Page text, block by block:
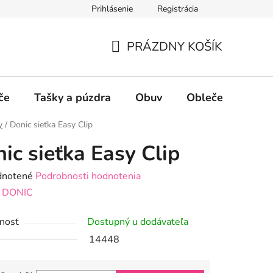
Prihlásenie Registrácia
KOŠÍK
PRÁZDNY KOŠÍK
Tašky a púzdra Obuv Oblečenie
/ Donic sieťka Easy Clip
sieťka Easy Clip
Podrobnosti hodnotenia
DONIC
Dostupný u dodávateľa
14448